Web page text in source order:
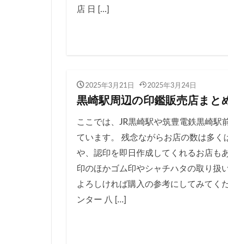
店 日 […]
2025年3月21日 2025年3月24日
黒崎駅周辺の印鑑販売店まと
ここでは、JR黒崎駅や筑豊電鉄黒崎駅
ています。 残念ながらお店の数は多
や、認印を即日作成してくれるお店も
印のほかゴム印やシャチハタの取り扱
よろしければ購入の参考にしてみてく
ンター 八 […]